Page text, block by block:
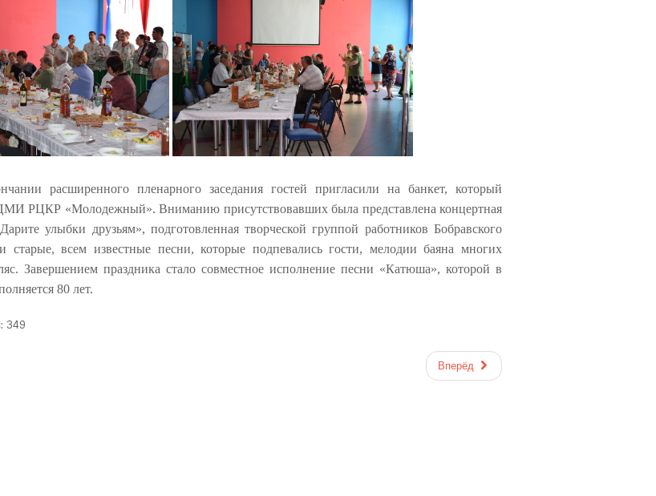
расширенного пленарного заседания гостей пригласили на банкет, который
РЦКР «Молодежный». Вниманию присутствовавших была представлена концертная
улыбки друзьям», подготовленная творческой группой работников Бобравского
старые, всем известные песни, которые подпевались гости, мелодии баяна многих
Завершением праздника стало совместное исполнение песни «Катюша», которой в
80 лет.
349
Вперёд